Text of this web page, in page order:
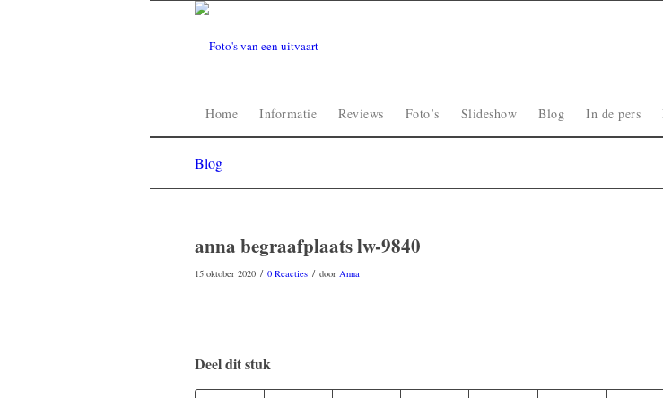
Home Informatie Reviews Foto’s Slideshow Blog In de pers
Blog
anna begraafplaats lw-9840
15 oktober 2020 / 0 Reacties / door Anna
Deel dit stuk